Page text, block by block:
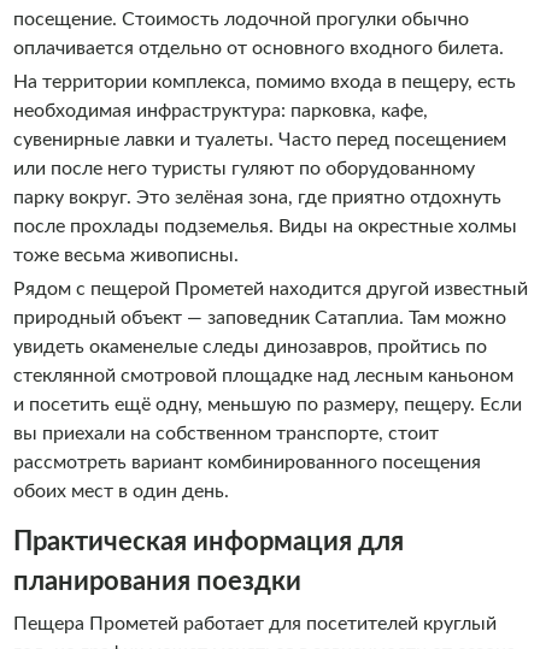
посещение. Стоимость лодочной прогулки обычно
оплачивается отдельно от основного входного билета.
На территории комплекса, помимо входа в пещеру, есть
необходимая инфраструктура: парковка, кафе,
сувенирные лавки и туалеты. Часто перед посещением
или после него туристы гуляют по оборудованному
парку вокруг. Это зелёная зона, где приятно отдохнуть
после прохлады подземелья. Виды на окрестные холмы
тоже весьма живописны.
Рядом с пещерой Прометей находится другой известный
природный объект — заповедник Сатаплиа. Там можно
увидеть окаменелые следы динозавров, пройтись по
стеклянной смотровой площадке над лесным каньоном
и посетить ещё одну, меньшую по размеру, пещеру. Если
вы приехали на собственном транспорте, стоит
рассмотреть вариант комбинированного посещения
обоих мест в один день.
Практическая информация для
планирования поездки
Пещера Прометей работает для посетителей круглый